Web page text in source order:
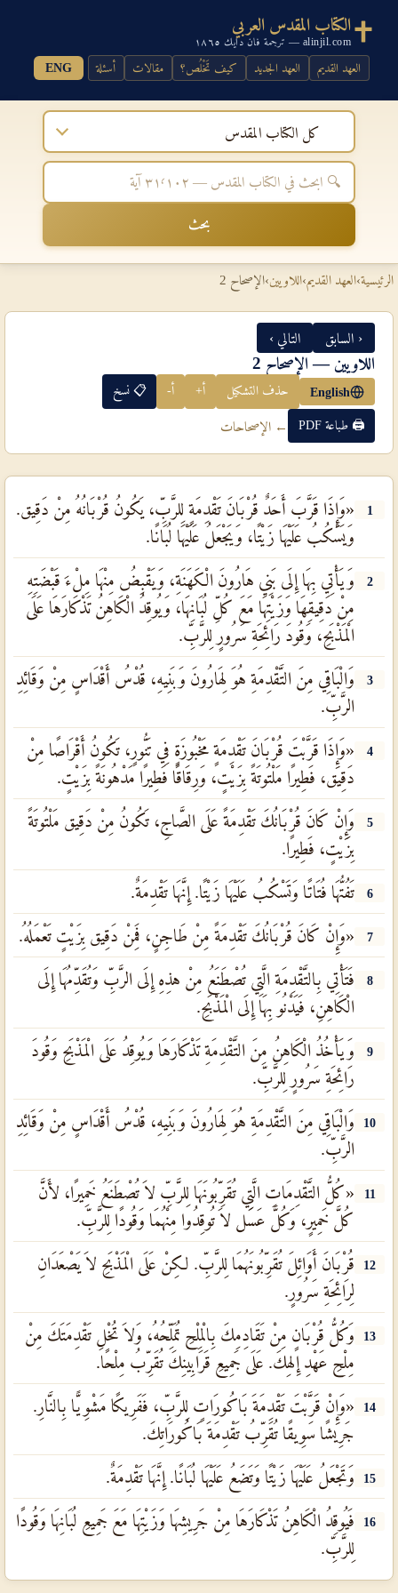
الكتاب المقدس العربي
alinjil.com — ترجمة فان دايك ١٨٦٥
العهد القديم العهد الجديد كيف تَخْلُص؟ مقالات أسئلة ENG
كل الكتاب المقدس
بحث
الرئيسية›العهد القديم›اللاويين›الإصحاح 2
‹ السابق التالي ›
اللاويين — الإصحاح 2
English حذف التشكيل أ+ أ- 📋 نسخ
🖨 طباعة PDF ← الإصحاحات
1
«وَإِذَا قَرَّبَ أَحَدٌ قُرْبَانَ تَقْدِمَةٍ لِلرَّبِّ، يَكُونُ قُرْبَانُهُ مِنْ دَقِيق.
وَيَسْكُبُ عَلَيْهَا زَيْتًا، وَيَجْعَلُ عَلَيْهَا لُبَانًا.
2
وَيَأْتِي بِهَا إِلَى بَنِي هَارُونَ الْكَهَنَةِ، وَيَقْبِضُ مِنْهَا مِلْءَ قَبْضَتِهِ
مِنْ دَقِيقِهَا وَزَيْتِهَا مَعَ كُلِّ لُبَانِهَا، وَيُوقِدُ الْكَاهِنُ تَذْكَارَهَا عَلَى
الْمَذْبَحِ، وَقُودَ رَائِحَةِ سَرُورٍ لِلرَّبِّ.
3
وَالْبَاقِي مِنَ التَّقْدِمَةِ هُوَ لِهَارُونَ وَبَنِيهِ، قُدْسُ أَقْدَاسٍ مِنْ وَقَائِدِ
الرَّبِّ.
4
«وَإِذَا قَرَّبْتَ قُرْبَانَ تَقْدِمَةٍ مَخْبُوزَةٍ فِي تَنُّورٍ، تَكُونُ أَقْرَاصًا مِنْ
دَقِيق، فَطِيرًا مَلْتُوتَةً بِزَيْتٍ، وَرِقَاقًا فَطِيرًا مَدْهُونَةً بِزَيْتٍ.
5
وَإِنْ كَانَ قُرْبَانُكَ تَقْدِمَةً عَلَى الصَّاجِ، تَكُونُ مِنْ دَقِيق مَلْتُوتَةً
بِزَيْتٍ، فَطِيرًا.
6 تَفُتُّهَا فُتَاتًا وَتَسْكُبُ عَلَيْهَا زَيْتًا. إِنَّهَا تَقْدِمَةٌ.
7 «وَإِنْ كَانَ قُرْبَانُكَ تَقْدِمَةً مِنْ طَاجِنٍ، فَمِنْ دَقِيق بِزَيْتٍ تَعْمَلُهُ.
8
فَتَأْتِي بِالتَّقْدِمَةِ الَّتِي تُصْطَنَعُ مِنْ هذِهِ إِلَى الرَّبِّ وَتُقَدِّمُهَا إِلَى
الْكَاهِنِ، فَيَدْنُو بِهَا إِلَى الْمَذْبَحِ.
9
وَيَأْخُذُ الْكَاهِنُ مِنَ التَّقْدِمَةِ تَذْكَارَهَا وَيُوقِدُ عَلَى الْمَذْبَحِ وَقُودَ
رَائِحَةِ سَرُورٍ لِلرَّبِّ.
10
وَالْبَاقِي مِنَ التَّقْدِمَةِ هُوَ لِهَارُونَ وَبَنِيهِ، قُدْسُ أَقْدَاسٍ مِنْ وَقَائِدِ
الرَّبِّ.
11
«كُلُّ التَّقْدِمَاتِ الَّتِي تُقَرِّبُونَهَا لِلرَّبِّ لاَ تُصْطَنَعُ خَمِيرًا، لأَنَّ
كُلَّ خَمِيرٍ، وَكُلَّ عَسَل لاَ تُوقِدُوا مِنْهُمَا وَقُودًا لِلرَّبِّ.
12
قُرْبَانَ أَوَائِلَ تُقَرِّبُونَهُمَا لِلرَّبِّ. لكِنْ عَلَى الْمَذْبَحِ لاَ يَصْعَدَانِ
لِرَائِحَةِ سَرُورٍ.
13
وَكُلُّ قُرْبَانٍ مِنْ تَقَادِمِكَ بِالْمِلْحِ تُمَلِّحُهُ، وَلاَ تُخْلِ تَقْدِمَتَكَ مِنْ
مِلْحِ عَهْدِ إِلهِكَ. عَلَى جَمِيعِ قَرَابِينِكَ تُقَرِّبُ مِلْحًا.
14
«وَإِنْ قَرَّبْتَ تَقْدِمَةَ بَاكُورَاتٍ لِلرَّبِّ، فَفَرِيكًا مَشْوِيًّا بِالنَّارِ.
جَرِيشًا سَوِيقًا تُقَرِّبُ تَقْدِمَةَ بَاكُورَاتِكَ.
15 وَتَجْعَلُ عَلَيْهَا زَيْتًا وَتَضَعُ عَلَيْهَا لُبَانًا. إِنَّهَا تَقْدِمَةٌ.
16
فَيُوقِدُ الْكَاهِنُ تَذْكَارَهَا مِنْ جَرِيشِهَا وَزَيْتِهَا مَعَ جَمِيعِ لُبَانِهَا وَقُودًا
لِلرَّبِّ.